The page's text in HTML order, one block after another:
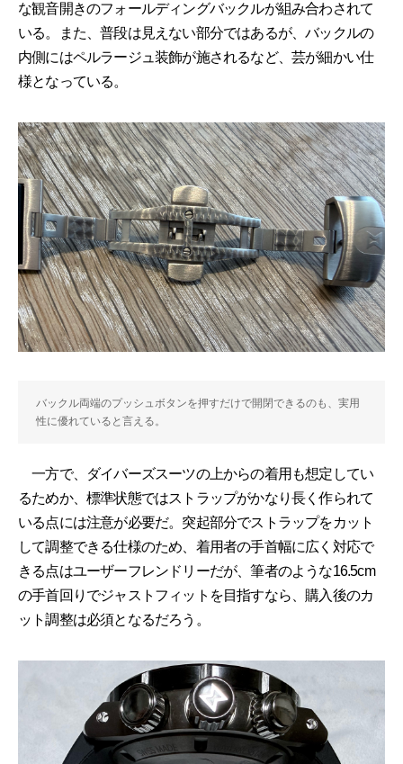
な観音開きのフォールディングバックルが組み合わされて
いる。また、普段は見えない部分ではあるが、バックルの
内側にはペルラージュ装飾が施されるなど、芸が細かい仕
様となっている。
バックル両端のプッシュボタンを押すだけで開閉できるのも、実用
性に優れていると言える。
一方で、ダイバーズスーツの上からの着用も想定してい
るためか、標準状態ではストラップがかなり長く作られて
いる点には注意が必要だ。突起部分でストラップをカット
して調整できる仕様のため、着用者の手首幅に広く対応で
きる点はユーザーフレンドリーだが、筆者のような16.5cm
の手首回りでジャストフィットを目指すなら、購入後のカ
ット調整は必須となるだろう。